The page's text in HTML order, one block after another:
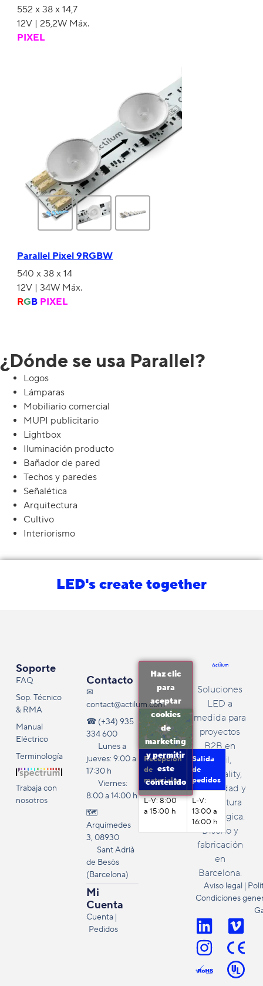
552 x 38 x 14,7
PIXEL
Parallel Pixel 9RGBW
540 x 38 x 14
RGB PIXEL
¿Dónde se usa Parallel?
Logos
Lámparas
Mobiliario comercial
MUPI publicitario
Lightbox
Iluminación producto
Bañador de pared
Techos y paredes
Señalética
Arquitectura
Cultivo
Interiorismo
LED's create together
Soluciones
LED a
medida para
proyectos
B2B en
retail,
hospitality,
publicidad y
agricultura
tecnológica.
Diseño y
fabricación
en
Barcelona.
Aviso legal
Condiciones
Soporte
FAQ
Sop. Técnico
& RMA
Manual
Eléctrico
Terminología
Trabaja con
nosotros
Contacto
✉
contact@actilum.com
☎ (+34) 935
334 600
Lunes a
jueves: 9:00 a
17:30 h
Viernes:
8:00 a 14:00 h
🗺️
Arquímedes
3, 08930
Sant Adrià
de Besòs
(Barcelona)
Mi
Cuenta
Cuenta
Pedidos
Haz clic
para
aceptar
cookies
de
marketing
y permitir
este
contenido
Recepción
de
materiales
Salida
de
pedidos
L-V: 8:00
a 15:00 h
L-V:
13:00 a
16:00 h